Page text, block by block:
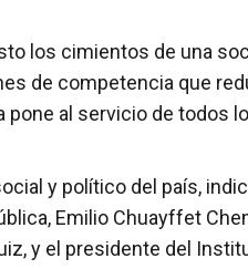
los cimientos de una
de competencia que
al servicio de todos
y político del país,
Emilio Chuayffet
y el presidente del